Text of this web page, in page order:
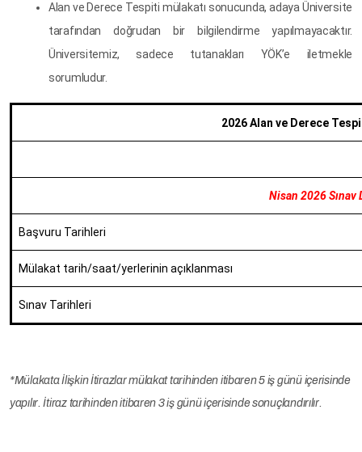
Alan ve Derece Tespiti mülakatı sonucunda, adaya Üniversite
tarafından doğrudan bir bilgilendirme yapılmayacaktır.
Üniversitemiz, sadece tutanakları YÖK’e iletmekle
sorumludur.
2026 Alan ve Derece
Nisan 2026 Sınav
Başvuru Tarihleri
Mülakat tarih/saat/yerlerinin açıklanması
Sınav Tarihleri
*Mülakata İlişkin İtirazlar mülakat tarihinden itibaren 5 iş günü içerisinde
yapılır. İtiraz tarihinden itibaren 3 iş günü içerisinde sonuçlandırılır.